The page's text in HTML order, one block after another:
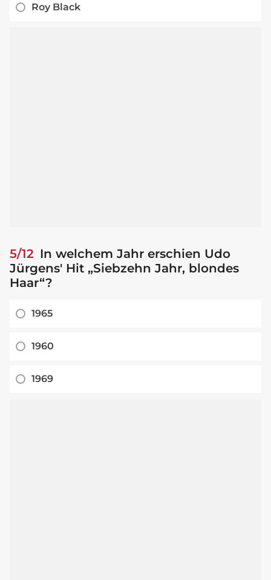
Roy Black
5/12 In welchem Jahr erschien Udo
Jürgens' Hit „Siebzehn Jahr, blondes
Haar“?
1965
1960
1969